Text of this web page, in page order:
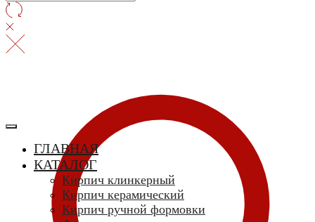
ГЛАВНАЯ
КАТАЛОГ
Кирпич клинкерный
Кирпич керамический
Кирпич ручной формовки